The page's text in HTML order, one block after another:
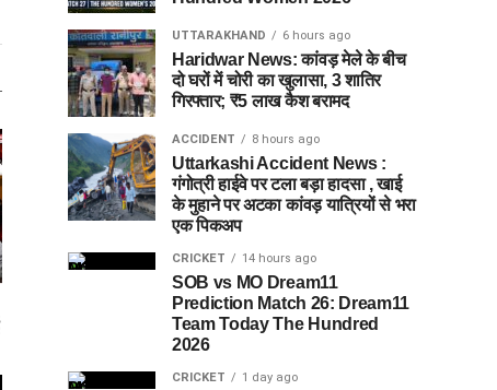
UTTARAKHAND 6 hours ago
Haridwar News: कांवड़ मेले के बीच
दो घरों में चोरी का खुलासा, 3 शातिर
गिरफ्तार; ₹5 लाख कैश बरामद
ACCIDENT 8 hours ago
Uttarkashi Accident News :
गंगोत्री हाईवे पर टला बड़ा हादसा , खाई
के मुहाने पर अटका कांवड़ यात्रियों से भरा
एक पिकअप
CRICKET 14 hours ago
SOB vs MO Dream11
Prediction Match 26: Dream11
Team Today The Hundred
2026
CRICKET 1 day ago